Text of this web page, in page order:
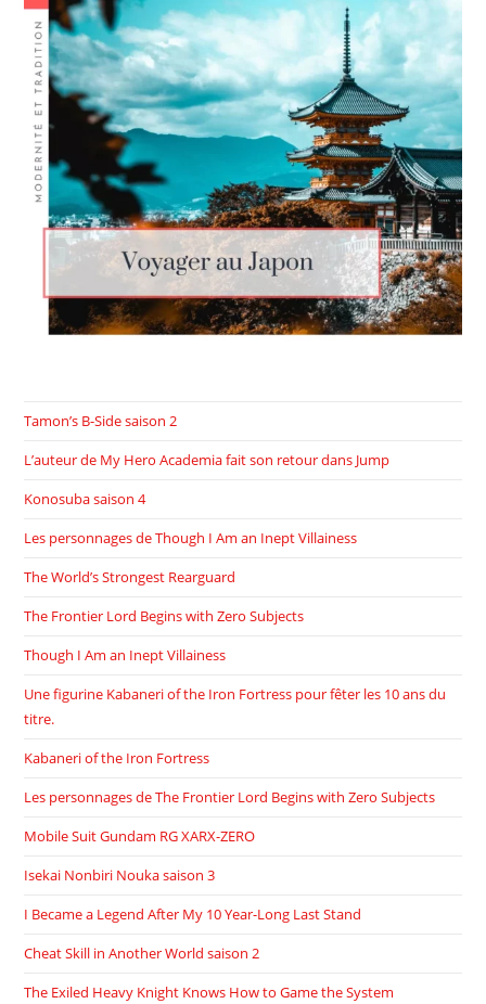
Tamon’s B-Side saison 2
L’auteur de My Hero Academia fait son retour dans Jump
Konosuba saison 4
Les personnages de Though I Am an Inept Villainess
The World’s Strongest Rearguard
The Frontier Lord Begins with Zero Subjects
Though I Am an Inept Villainess
Une figurine Kabaneri of the Iron Fortress pour fêter les 10 ans du
titre.
Kabaneri of the Iron Fortress
Les personnages de The Frontier Lord Begins with Zero Subjects
Mobile Suit Gundam RG XARX-ZERO
Isekai Nonbiri Nouka saison 3
I Became a Legend After My 10 Year-Long Last Stand
Cheat Skill in Another World saison 2
The Exiled Heavy Knight Knows How to Game the System